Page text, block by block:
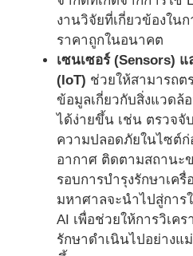
งานวิจัยที่เกี่ยวข้องใน
ราคาถูกในอนาคต
เซนเซอร์ (Sensors)
(IoT) ช่วยให้สามารถต
ข้อมูลเกี่ยวกับสิ่งแวดล้
ได้ง่ายขึ้น เช่น ตรวจจั
ความปลอดภัยในไซต์
อากาศ ติดตามสถานะ
รอบการบำรุงรักษาเค
มหาศาลจะนำไปสู่การ
AI เพื่อช่วยให้การวิเค
รักษาดำเนินไปอย่างแ